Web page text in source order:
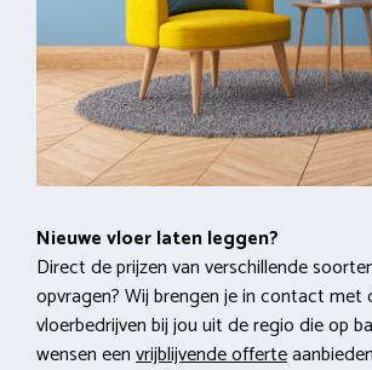
Nieuwe vloer laten leggen?
Direct de prijzen van verschillende
opvragen? Wij brengen je in contact met
vloerbedrijven bij jou uit de regio die op
wensen eenvrijblijvende offerte